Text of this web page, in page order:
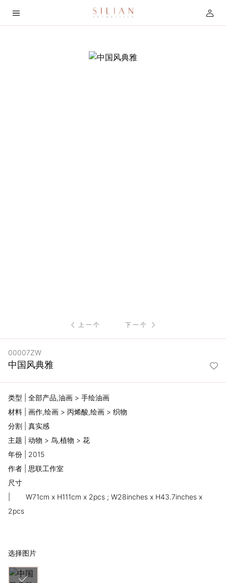
联
精
选
术
家
网
上一个 下一个
00007ZW
中国风典雅
类型 | 全部产品,油画 > 手绘油画
材料 | 画作,绘画 > 丙烯酸,绘画 > 织物
分割 | 真实感
主题 | 动物 > 鸟,植物 > 花
年份 | 2015
作者 | 思联工作室
尺寸
W71cm x H111cm x 2pcs ; W28inches x H43.7inches x
2pcs
选择图片